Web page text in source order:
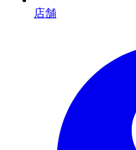
店舗